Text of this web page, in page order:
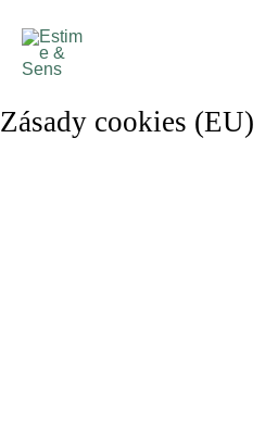
obsah
Zásady cookies (EU)